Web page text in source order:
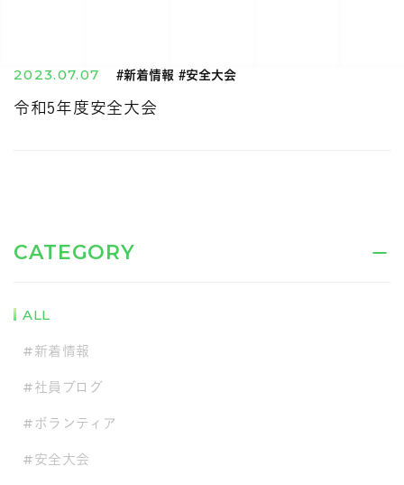
2023.07.07 #新着情報 #安全大会
令和5年度安全大会
CATEGORY
ALL
#新着情報
#社員ブログ
#ボランティア
#安全大会